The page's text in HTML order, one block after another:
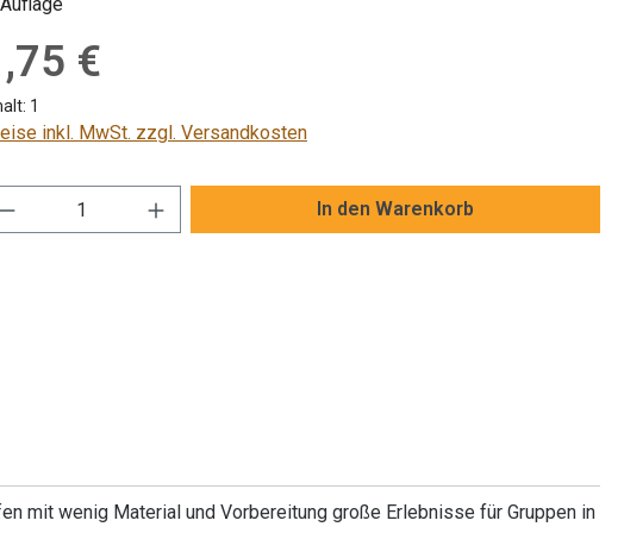
Preis:
€
1
inkl. MwSt. zzgl. Versandkosten
Anzahl: Gib den gewünschten Wert ein
In den Warenkorb
mit wenig Material und Vorbereitung große Erlebnisse für Gruppen in